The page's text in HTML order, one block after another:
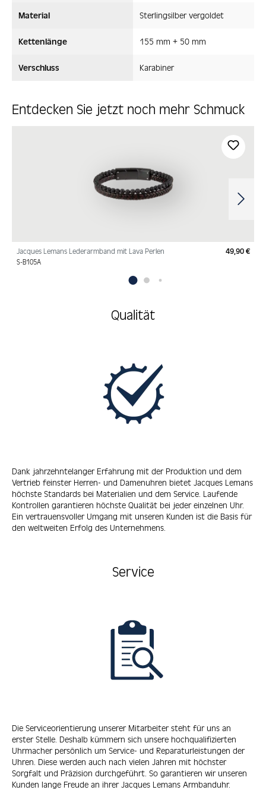
Material Sterlingsilber vergoldet
Kettenlänge 155 mm + 50 mm
Verschluss Karabiner
Entdecken Sie jetzt noch mehr Schmuck
Jacques Lemans Lederarmband mit Lava Perlen
S-B105A
49,90 €
Qualität
Dank jahrzehntelanger Erfahrung mit der Produktion und dem
Vertrieb feinster Herren- und Damenuhren bietet Jacques Lemans
höchste Standards bei Materialien und dem Service. Laufende
Kontrollen garantieren höchste Qualität bei jeder einzelnen Uhr.
Ein vertrauensvoller Umgang mit unseren Kunden ist die Basis für
den weltweiten Erfolg des Unternehmens.
Service
Die Serviceorientierung unserer Mitarbeiter steht für uns an
erster Stelle. Deshalb kümmern sich unsere hochqualifizierten
Uhrmacher persönlich um Service- und Reparaturleistungen der
Uhren. Diese werden auch nach vielen Jahren mit höchster
Sorgfalt und Präzision durchgeführt. So garantieren wir unseren
Kunden lange Freude an ihrer Jacques Lemans Armbanduhr.